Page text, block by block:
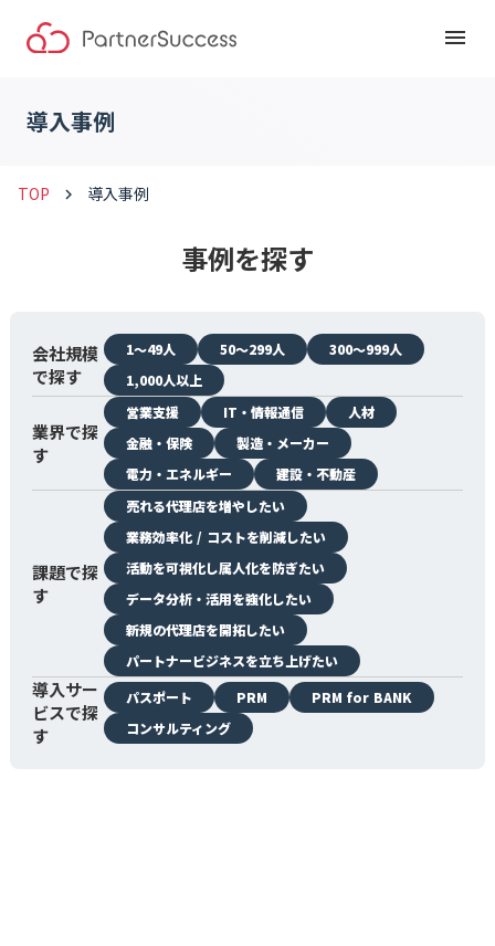
menu
導入事例
TOP keyboard_arrow_right 導入事例
事例を探す
会社規模
で探す
1〜49人 50〜299人
300〜999人
1,000人以上
業界で探
す
営業支援 IT・情報通信
人材
金融・保険
製造・メーカー
電力・エネルギー
建設・不動産
課題で探
す
売れる代理店を増やしたい
業務効率化 / コストを削減したい
活動を可視化し属人化を防ぎたい
データ分析・活用を強化したい
新規の代理店を開拓したい
パートナービジネスを立ち上げたい
導入サー
ビスで探
す
パスポート PRM
PRM for BANK
コンサルティング